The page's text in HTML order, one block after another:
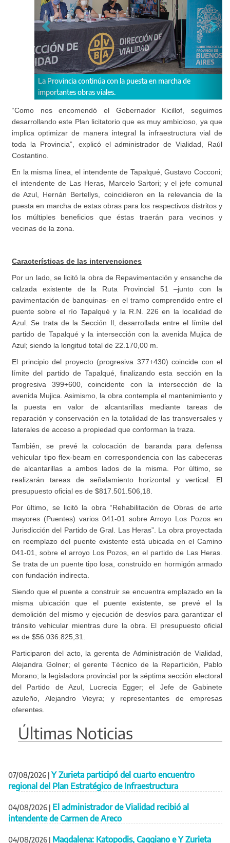
“Como nos encomendó el Gobernador Kicillof, seguimos
desarrollando este Plan licitatorio que es muy ambicioso, ya que
implica optimizar de manera integral la infraestructura vial de
toda la Provincia”, explicó el administrador de Vialidad, Raúl
Costantino.
En la misma línea, el intendente de Tapalqué, Gustavo Cocconi;
el intendente de Las Heras, Marcelo Sartori; y el jefe comunal
de Azul, Hernán Bertellys, coincidieron en la relevancia de la
puesta en marcha de estas obras para los respectivos distritos y
los múltiples beneficios que éstas traerán para vecinos y
vecinas de la zona.
Características de las intervenciones
Por un lado, se licitó la obra de Repavimentación y ensanche de
calzada existente de la Ruta Provincial 51 –junto con la
pavimentación de banquinas- en el tramo comprendido entre el
puente sobre el río Tapalqué y la R.N. 226 en la localidad de
Azul. Se trata de la Sección Il, desarrollada entre el límite del
partido de Tapalqué y la intersección con la avenida Mujica de
Azul; siendo la longitud total de 22.170,00 m.
El principio del proyecto (progresiva 377+430) coincide con el
límite del partido de Tapalqué, finalizando esta sección en la
progresiva 399+600, coincidente con la intersección de la
avenida Mujica. Asimismo, la obra contempla el mantenimiento y
la puesta en valor de alcantarillas mediante tareas de
reparación y conservación en la totalidad de las transversales y
laterales de acceso a propiedad que conforman la traza.
También, se prevé la colocación de baranda para defensa
vehicular tipo flex-beam en correspondencia con las cabeceras
de alcantarillas a ambos lados de la misma. Por último, se
realizarán tareas de señalamiento horizontal y vertical. El
presupuesto oficial es de $817.501.506,18.
Por último, se licitó la obra “Rehabilitación de Obras de arte
mayores (Puentes) varios 041-01 sobre Arroyo Los Pozos en
Jurisdicción del Partido de Gral. Las Heras”. La obra proyectada
en reemplazo del puente existente está ubicada en el Camino
041-01, sobre el arroyo Los Pozos, en el partido de Las Heras.
Se trata de un puente tipo losa, construido en hormigón armado
con fundación indirecta.
Siendo que el puente a construir se encuentra emplazado en la
misma ubicación que el puente existente, se prevé el la
demolición del mismo y ejecución de desvíos para garantizar el
tránsito vehicular mientras dure la obra. El presupuesto oficial
es de $56.036.825,31.
Participaron del acto, la gerenta de Administración de Vialidad,
Alejandra Golner; el gerente Técnico de la Repartición, Pablo
Morano; la legisladora provincial por la séptima sección electoral
del Partido de Azul, Lucrecia Egger; el Jefe de Gabinete
azuleño, Alejandro Vieyra; y representantes de empresas
oferentes.
Últimas Noticias
07/08/2026 | Y Zurieta participó del cuarto encuentro
regional del Plan Estratégico de Infraestructura
04/08/2026 | El administrador de Vialidad recibió al
intendente de Carmen de Areco
04/08/2026 | Magdalena: Katopodis, Caggiano e Y Zurieta